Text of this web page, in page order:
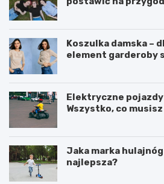
Koszulka damska –
element garderoby
Elektryczne pojazdy
Wszystko, co
Jaka marka
najlepsza?
C
K